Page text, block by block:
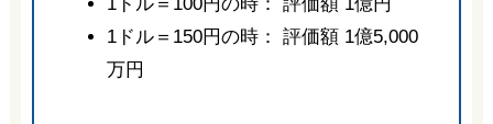
1ドル＝150円の時： 評価額 1億5,000
万円